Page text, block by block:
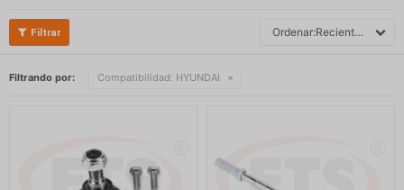
Recientes
Filtrando por: Compatibilidad: HYUNDAI